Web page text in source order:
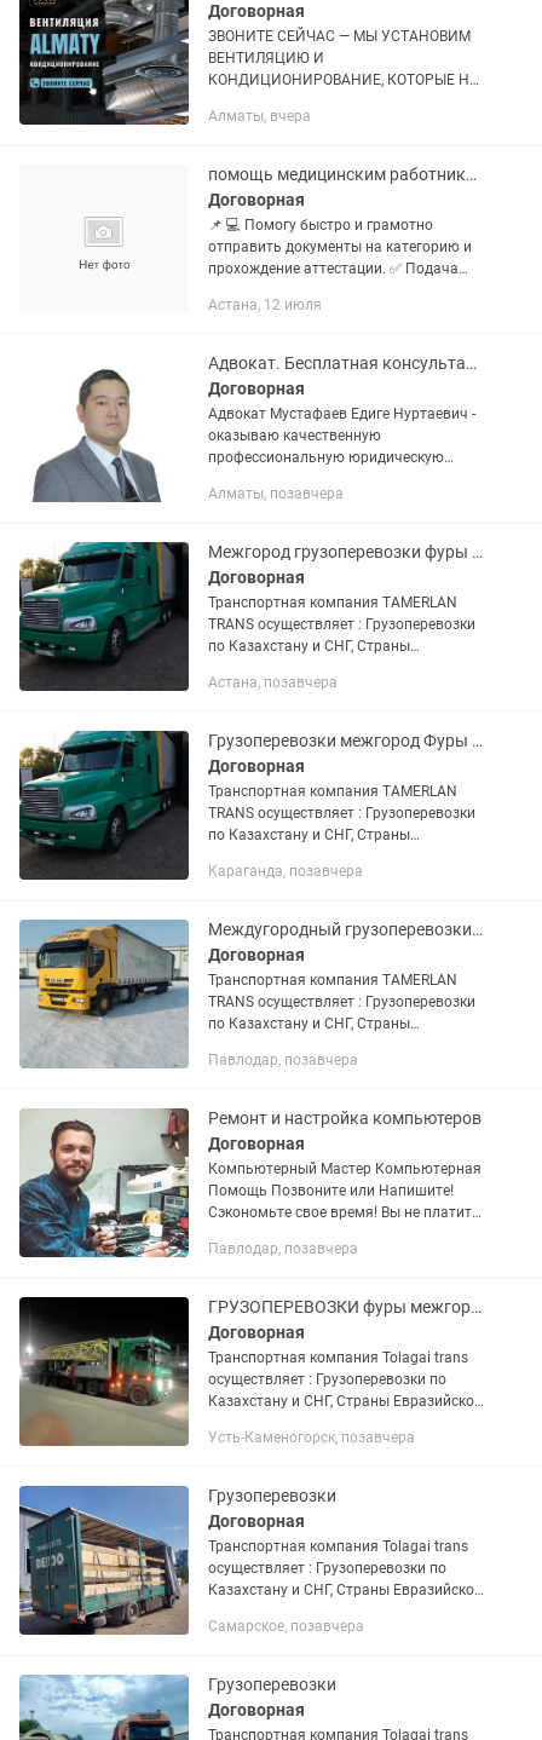
Договорная
ЗВОНИТЕ СЕЙЧАС — МЫ УСТАНОВИМ
ВЕНТИЛЯЦИЮ И
КОНДИЦИОНИРОВАНИЕ, КОТОРЫЕ НЕ
Ззапахи не уходят, оборудование
быстрее. - Неправильная...
Алматы, вчера
помощь медицинским работникам
Договорная
📌 💻 Помогу быстро и грамотно
отправить документы на категорию и
прохождение аттестации. ✅ Подача
медицинскими порталами и
Проверка и подготовка...
Астана, 12 июля
Адвокат. Бесплатная консультация по телефону. 15 лет стажа госслужбы
Договорная
Адвокат Мустафаев Едиге Нуртаевич -
оказываю качественную
профессиональную юридическую
являются честное и добросовестное
опишу примерные...
Алматы, позавчера
Межгород грузоперевозки фуры Тента площадки камазы
Договорная
Транспортная компания TAMERLAN
TRANS осуществляет : Грузоперевозки
по Казахстану и СНГ, Страны
Доставка груза отдельной машиной от
Астана, позавчера
Грузоперевозки межгород Фуры тентовки площадки камазы тралы
Договорная
Транспортная компания TAMERLAN
TRANS осуществляет : Грузоперевозки
по Казахстану и СНГ, Страны
Доставка груза отдельной машиной от
Караганда, позавчера
Междугородный грузоперевозки фуры Тент площадки камазы газельи по Казахстан
Договорная
Транспортная компания TAMERLAN
TRANS осуществляет : Грузоперевозки
по Казахстану и СНГ, Страны
Доставка груза отдельной машиной от
Павлодар, позавчера
Ремонт и настройка компьютеров
Договорная
Компьютерный Мастер Компьютерная
Помощь Позвоните или Напишите!
Сэкономьте свое время! Вы не платите
работу! Опыт работы в сфере IT более
Павлодар, позавчера
ГРУЗОПЕРЕВОЗКИ фуры межгород перевозка груза тент 24/7
Договорная
Транспортная компания Tolagai trans
осуществляет : Грузоперевозки по
Казахстану и СНГ, Страны Евразийской
отдельной машиной от двери до двери.
Усть-Каменогорск, позавчера
Грузоперевозки
Договорная
Транспортная компания Tolagai trans
осуществляет : Грузоперевозки по
Казахстану и СНГ, Страны Евразийской
отдельной машиной от двери до двери.
Самарское, позавчера
Грузоперевозки
Договорная
Транспортная компания Tolagai trans